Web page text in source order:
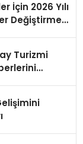
İçin 2026 Yılı
Değiştirme
Turizmi